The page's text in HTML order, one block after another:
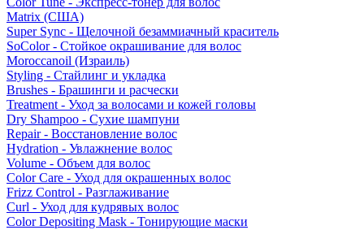
Matrix (США)
Super Sync - Щелочной безаммиачный краситель
SoColor - Стойкое окрашивание для волос
Moroccanoil (Израиль)
Styling - Стайлинг и укладка
Brushes - Брашинги и расчески
Treatment - Уход за волосами и кожей головы
Dry Shampoo - Сухие шампуни
Repair - Восстановление волос
Hydration - Увлажнение волос
Volume - Объем для волос
Color Care - Уход для окрашенных волос
Frizz Control - Разглаживание
Curl - Уход для кудрявых волос
Color Depositing Mask - Тонирующие маски